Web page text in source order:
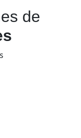
de